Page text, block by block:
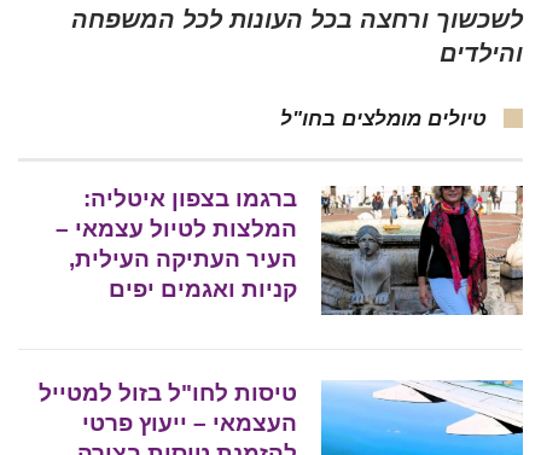
לשכשוך ורחצה בכל העונות לכל המשפחה
והילדים
טיולים מומלצים בחו"ל
ברגמו בצפון איטליה:
המלצות לטיול עצמאי –
העיר העתיקה העילית,
קניות ואגמים יפים
טיסות לחו"ל בזול למטייל
העצמאי – ייעוץ פרטי